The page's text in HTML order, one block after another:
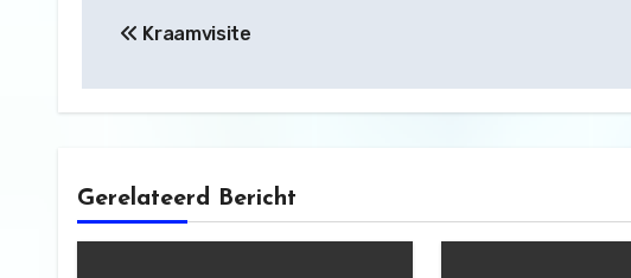
navigatie
Kraamvisite
Gerelateerd Bericht